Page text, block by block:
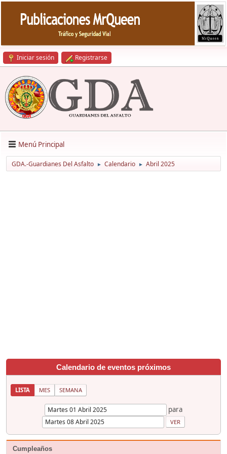
Iniciar sesión Registrarse
Menú Principal
GDA.-Guardianes Del Asfalto ► Calendario ► Abril 2025
Calendario de eventos próximos
LISTA MES SEMANA
para
Cumpleaños